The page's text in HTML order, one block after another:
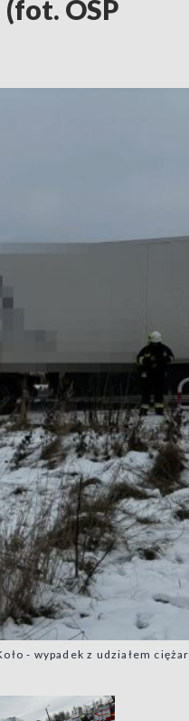
OSP
- wypadek z udziałem